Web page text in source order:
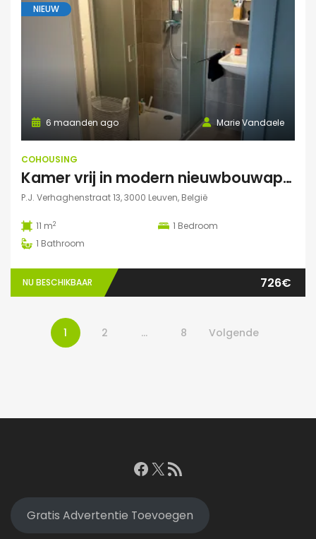
NIEUW
Marie Vandaele
6 maanden ago
COHOUSING
Kamer vrij in modern nieuwbouwappartement Leuven
P.J. Verhaghenstraat 13, 3000 Leuven, België
11 m2 1 Bedroom
1 Bathroom
NU BESCHIKBAAR 726€
1 2 … 8 Volgende
Facebook
X RSS feed
Gratis Advertentie Toevoegen